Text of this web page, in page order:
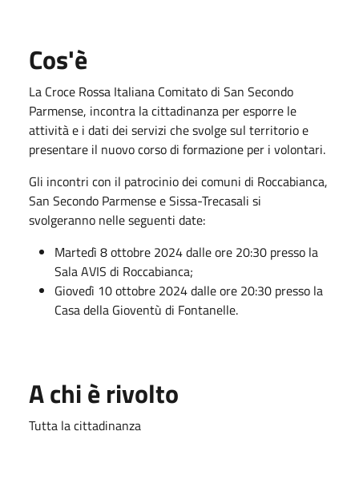
Cos'è
La Croce Rossa Italiana Comitato di San Secondo
Parmense, incontra la cittadinanza per esporre le
attività e i dati dei servizi che svolge sul territorio e
presentare il nuovo corso di formazione per i volontari.
Gli incontri con il patrocinio dei comuni di Roccabianca,
San Secondo Parmense e Sissa-Trecasali si
svolgeranno nelle seguenti date:
Martedì 8 ottobre 2024 dalle ore 20:30 presso la
Sala AVIS di Roccabianca;
Giovedì 10 ottobre 2024 dalle ore 20:30 presso la
Casa della Gioventù di Fontanelle.
A chi è rivolto
Tutta la cittadinanza